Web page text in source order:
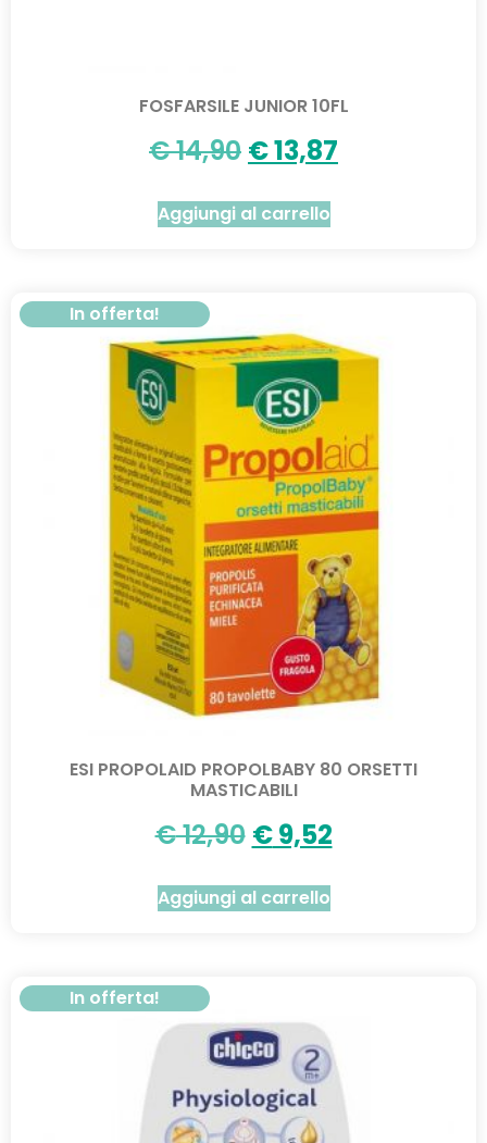
FOSFARSILE JUNIOR 10FL
€14,90 €13,87
Aggiungi al carrello
In offerta!
ESI PROPOLAID PROPOLBABY 80 ORSETTI
MASTICABILI
€12,90 €9,52
Aggiungi al carrello
In offerta!